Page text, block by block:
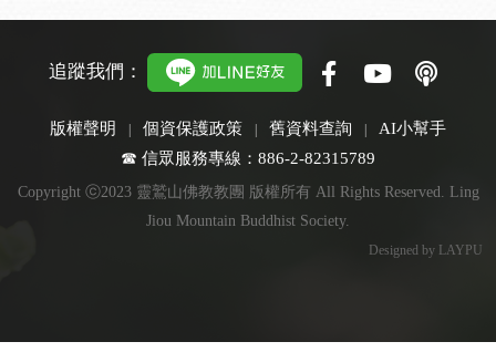
追蹤我們：
版權聲明 個資保護政策 舊資料查詢
AI小幫手
☎ 信眾服務專線：886-2-82315789
Copyright ⓒ2023 靈鷲山佛教教團 版權所有 All Rights Reserved. Ling
Jiou Mountain Buddhist Society.
Designed by LAYPU